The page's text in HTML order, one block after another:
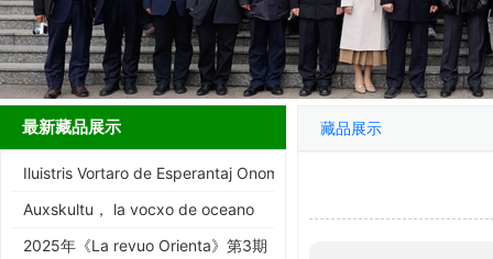
最新藏品展示
Iluistris Vortaro de Esperantaj Onomatopeoj kaj Interjekc…
Auxskultu， la vocxo de oceano
2025年《La revuo Orienta》第3期
藏品展示